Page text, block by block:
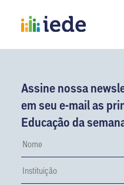
Assine nossa
em seu e-mail as
Educação da